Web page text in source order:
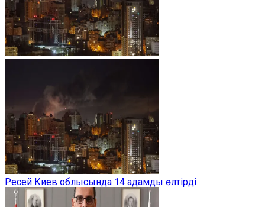
Ресей Киев облысында 14 адамды өлтірді